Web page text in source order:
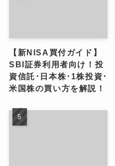
【新NISA買付ガイド】
SBI証券利用者向け！投
資信託･日本株･1株投資･
米国株の買い方を解説！